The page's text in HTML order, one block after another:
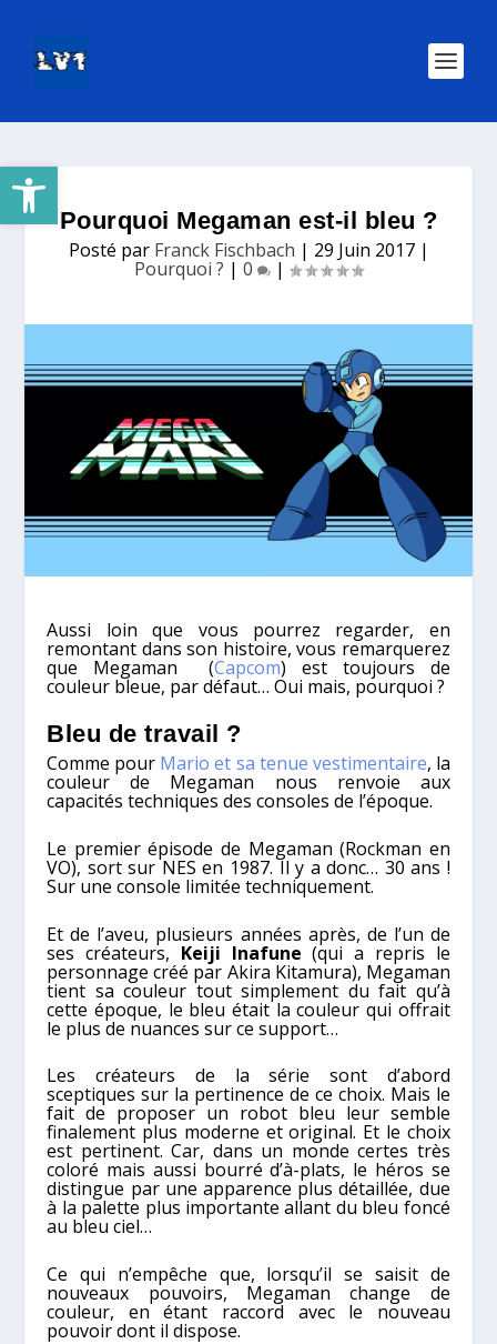
Ouvrir la barre d’outils
Pourquoi Megaman est-il bleu ?
Posté par Franck Fischbach | 29 Juin 2017|
Pourquoi ? | 0 |
Aussi loin que vous pourrez regarder, en
remontant dans son histoire, vous remarquerez
que Megaman (Capcom) est toujours de
couleur bleue, par défaut… Oui mais, pourquoi ?
Bleu de travail ?
Comme pour Mario et sa tenue vestimentaire, la
couleur de Megaman nous renvoie aux
capacités techniques des consoles de l’époque.
Le premier épisode de Megaman (Rockman en
VO), sort sur NES en 1987. Il y a donc… 30 ans !
Sur une console limitée techniquement.
Et de l’aveu, plusieurs années après, de l’un de
ses créateurs, Keiji Inafune (qui a repris le
personnage créé par Akira Kitamura), Megaman
tient sa couleur tout simplement du fait qu’à
cette époque, le bleu était la couleur qui offrait
le plus de nuances sur ce support…
Les créateurs de la série sont d’abord
sceptiques sur la pertinence de ce choix. Mais le
fait de proposer un robot bleu leur semble
finalement plus moderne et original. Et le choix
est pertinent. Car, dans un monde certes très
coloré mais aussi bourré d’à-plats, le héros se
distingue par une apparence plus détaillée, due
à la palette plus importante allant du bleu foncé
au bleu ciel…
Ce qui n’empêche que, lorsqu’il se saisit de
nouveaux pouvoirs, Megaman change de
couleur, en étant raccord avec le nouveau
pouvoir dont il dispose.